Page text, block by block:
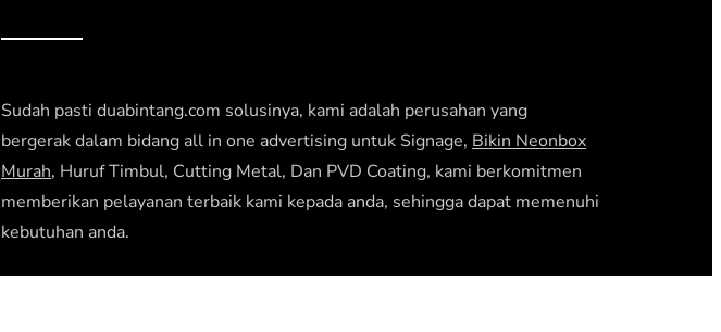
Sudah pasti duabintang.com solusinya, kami adalah perusahan yang
bergerak dalam bidang all in one advertising untuk Signage, Bikin Neonbox
Murah, Huruf Timbul, Cutting Metal, Dan PVD Coating, kami berkomitmen
memberikan pelayanan terbaik kami kepada anda, sehingga dapat memenuhi
kebutuhan anda.